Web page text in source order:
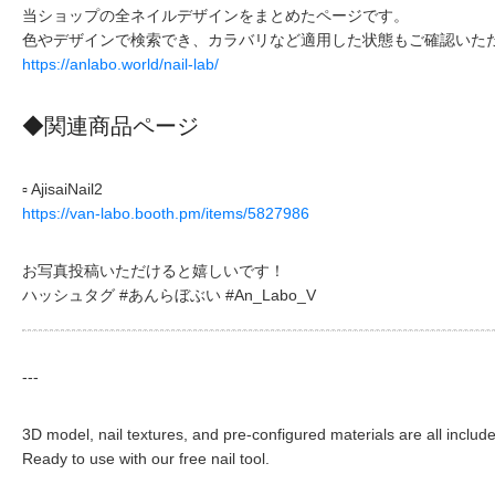
当ショップの全ネイルデザインをまとめたページです。
色やデザインで検索でき、カラバリなど適用した状態もご確認いた
https://anlabo.world/nail-lab/
◆関連商品ページ
▫ AjisaiNail2
https://van-labo.booth.pm/items/5827986
お写真投稿いただけると嬉しいです！
ハッシュタグ #あんらぼぶい #An_Labo_V
---
3D model, nail textures, and pre-configured materials are all
Ready to use with our free nail tool.